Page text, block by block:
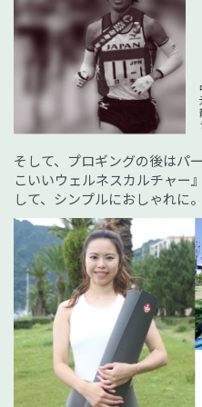
そして、プロギングの後はパ
こいいウェルネスカルチャー
して、シンプルにおしゃれに。